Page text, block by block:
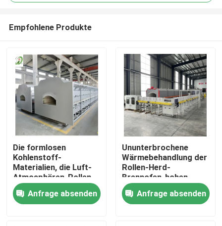
Haus
Produkte
Empfohlene Produkte
Die formlosen
Kohlenstoff-
Materialien, die Luft-
Atmosphären-Rollen-
Herd sintern, darren
vollautomatisches
intelligentes
Anfrage absenden
Ununterbrochene
Wärmebehandlung der
Rollen-Herd-
Brennofen-hohen
Temperatur für
Debinding und das
Sintern von Keramik
Anfrage absenden